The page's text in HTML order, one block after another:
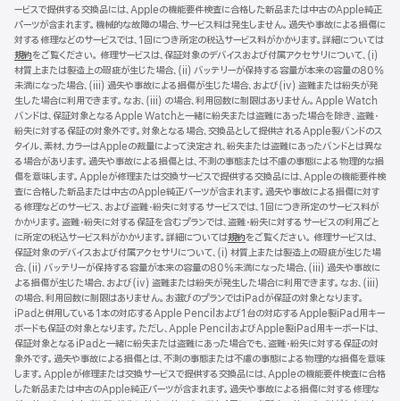
で
開
き
ま
す）
ービスで提供する交換品には、Appleの機能要件検査に合格した新品または中古のApple純正
パーツが含まれます。機械的な故障の場合、サービス料は発生しません。過失や事故による損傷に
対する修理などのサービスでは、1回につき所定の税込サービス料がかかります。詳細については
規約（新
規
ウ
イ
ン
ド
ウ
で
開
き
ま
す）
をご覧ください。 修理サービスは、保証対象のデバイスおよび付属アクセサリについて、(i)
材質上または製造上の瑕疵が生じた場合、(ii) バッテリーが保持する容量が本来の容量の80%
未満になった場合、(iii) 過失や事故による損傷が生じた場合、および(iv) 盗難または紛失が発
生した場合に利用できます。なお、(iii) の場合、利用回数に制限はありません。Apple Watch
バンドは、保証対象となるApple Watchと一緒に紛失または盗難にあった場合を除き、盗難・
紛失に対する保証の対象外です。対象となる場合、交換品として提供されるApple製バンドのス
タイル、素材、カラーはAppleの裁量によって決定され、紛失または盗難にあったバンドとは異な
る場合があります。過失や事故による損傷とは、不測の事態または不慮の事態による物理的な損
傷を意味します。Appleが修理または交換サービスで提供する交換品には、Appleの機能要件検
査に合格した新品または中古のApple純正パーツが含まれます。過失や事故による損傷に対す
る修理などのサービス、および盗難・紛失に対するサービスでは、1回につき所定のサービス料が
かかります。盗難・紛失に対する保証を含むプランでは、盗難・紛失に対するサービスの利用ごと
に所定の税込サービス料がかかります。詳細については規約（新
規
ウ
イ
ン
ド
ウ
で
開
き
ま
をご覧ください。 修理サービスは、
保証対象のデバイスおよび付属アクセサリについて、(i) 材質上または製造上の瑕疵が生じた場
合、(ii) バッテリーが保持する容量が本来の容量の80%未満になった場合、(iii) 過失や事故に
よる損傷が生じた場合、および(iv) 盗難または紛失が発生した場合に利用できます。なお、(iii)
の場合、利用回数に制限はありません。お選びのプランではiPadが保証の対象となります。
iPadと併用している1本の対応するApple Pencilおよび1台の対応するApple製iPad用キー
ボードも保証の対象となります。ただし、Apple PencilおよびApple製iPad用キーボードは、
保証対象となるiPadと一緒に紛失または盗難にあった場合でも、盗難・紛失に対する保証の対
象外です。過失や事故による損傷とは、不測の事態または不慮の事態による物理的な損傷を意味
します。Appleが修理または交換サービスで提供する交換品には、Appleの機能要件検査に合格
した新品または中古のApple純正パーツが含まれます。過失や事故による損傷に対する修理な